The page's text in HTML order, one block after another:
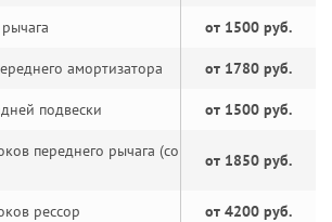
от 1500 руб.
амортизатора от 1780 руб.
подвески от 1500 руб.
переднего рычага (со
от 1850 руб.
рессор от 4200 руб.